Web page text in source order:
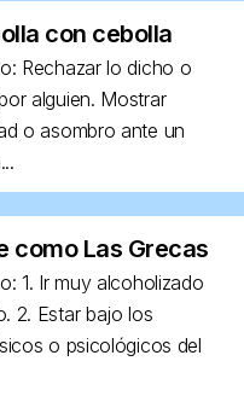
con cebolla
Rechazar lo dicho o
alguien. Mostrar
o asombro ante un
como Las Grecas
1. Ir muy alcoholizado
2. Estar bajo los
o psicológicos del